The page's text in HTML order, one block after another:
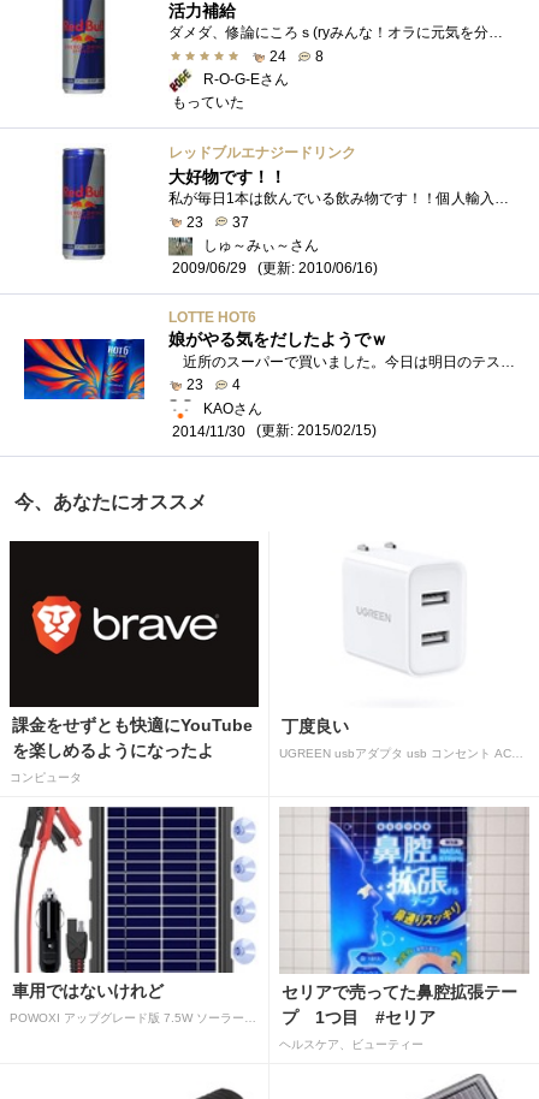
活力補給
ダメダ、修論にころｓ(ryみんな！オラに元気を分けt(ryというわけで、徹夜に向けてエネルギー補給です。
24
8
R-O-G-Eさん
もっていた
レッドブルエナジードリンク
大好物です！！
私が毎日1本は飲んでいる飲み物です！！個人輸入しているので半額ほどで買ってますがコンビニだと高いです・・・
23
37
しゅ～みぃ～さん
2009/06/29
(更新: 2010/06/16)
LOTTE HOT6
娘がやる気をだしたようでｗ
23
4
KAOさん
2014/11/30
(更新: 2015/02/15)
今、あなたにオススメ
課金をせずとも快適にYouTube
を楽しめるようになったよ
コンピュータ
丁度良い
車用ではないけれど
POWOXI アップグレード版 7.5W ソーラーバッテリートリクルチャージャーメンテナー 12V ポータブル防水ソーラーパネル トリクル充電キット 車、自動車、オートバイ、ボート、マリン、RV、トレーラー、スノーモービルなど用
セリアで売ってた鼻腔拡張テー
プ 1つ目 #セリア
ヘルスケア、ビューティー